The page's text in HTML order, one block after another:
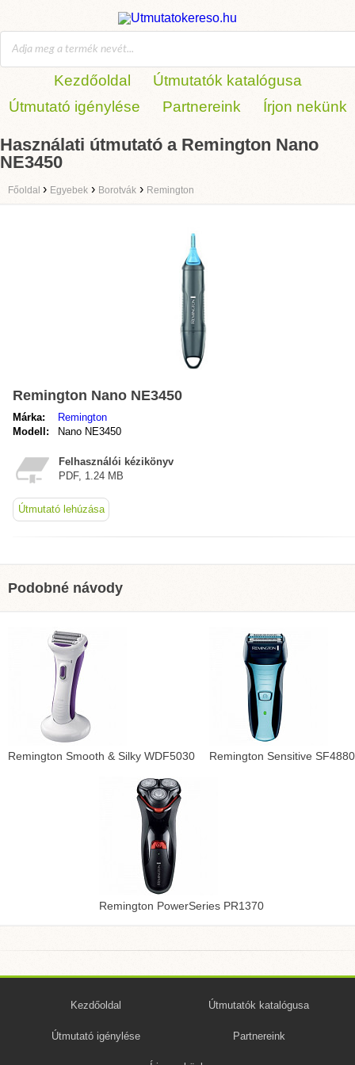
Kezdőoldal
Útmutatók katalógusa
Útmutató igénylése
Partnereink Írjon nekünk
Használati útmutató a Remington Nano
NE3450
Főoldal › Egyebek › Borotvák › Remington
Remington Nano NE3450
Márka:
Remington
Modell:
Nano NE3450
Felhasználói kézikönyv
PDF, 1.24 MB
Útmutató lehúzása
Podobné návody
Remington Smooth & Silky WDF5030 Remington Sensitive SF4880
Remington PowerSeries PR1370
Kezdőoldal Útmutatók katalógusa
Útmutató igénylése Partnereink